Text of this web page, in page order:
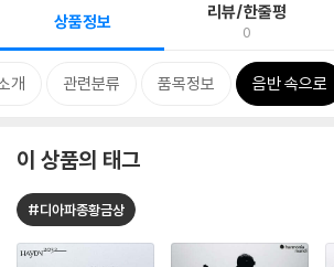
상품정보 리뷰/한줄평
0
개 관련분류 품목정보 음반 속으로
이 상품의 태그
#디아파종황금상